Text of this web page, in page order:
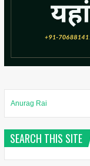
Anurag Rai
SEARCH THIS SITE